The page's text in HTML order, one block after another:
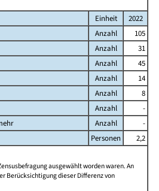
Einheit
2022
Anzahl
105
Anzahl
31
Anzahl
45
Anzahl
14
Anzahl
8
Anzahl
-
Anzahl
-
Personen
2,2
ausgewählt worden waren. An
Berücksichtigung dieser Differenz von